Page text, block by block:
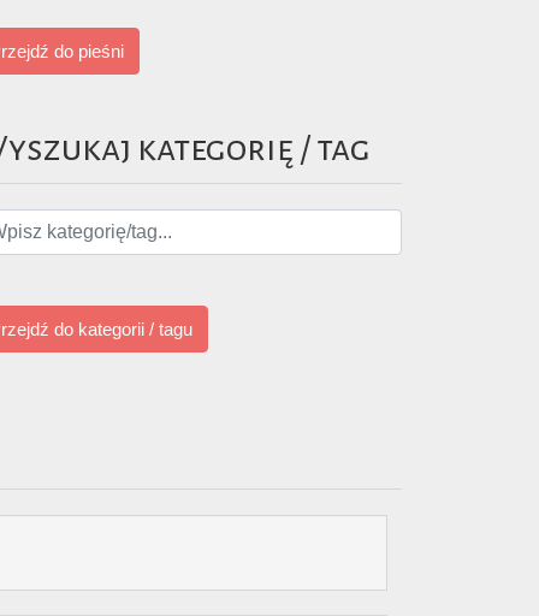
do pieśni
kategorię / tag
do kategorii / tagu